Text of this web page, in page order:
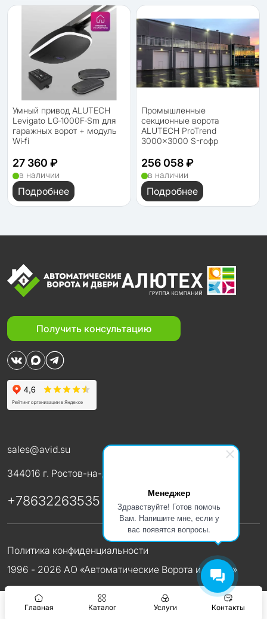
Менеджер
Здравствуйте! Готов помочь
Вам. Напишите мне, если у
вас появятся вопросы.
Умный привод ALUTECH
Levigato LG‑1000F‑Sm для
гаражных ворот + модуль
Wi‑fi
27 360 ₽
в наличии
Подробнее
Промышленные
секционные ворота
ALUTECH ProTrend
3000×3000 S-гофр
256 058 ₽
в наличии
Подробнее
Получить консультацию
sales@avid.su
344016 г. Ростов-на-Дону, Таганрогская 151
+78632263535
Политика конфиденциальности
1996 - 2026 АО «Автоматические Ворота и Двери»
Главная Каталог Услуги Контакты